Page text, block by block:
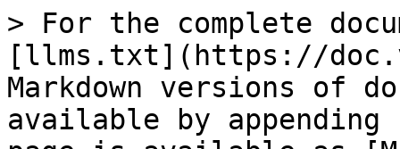
> For the complete
[llms.txt](https://
Markdown versions of
available by